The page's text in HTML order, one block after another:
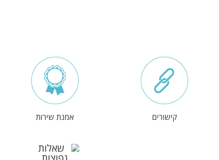
קישורים אמנת שירות